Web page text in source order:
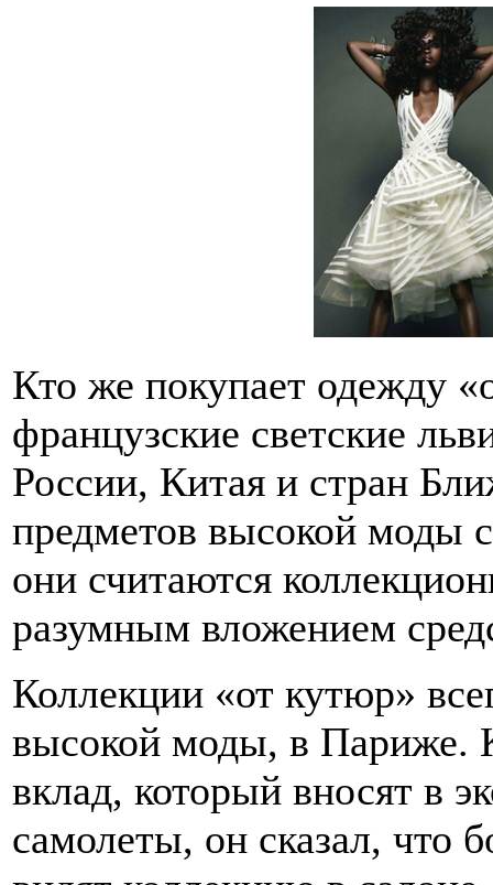
Кто же покупает одежду
французские светские
России, Китая и стран
предметов высокой моды
они считаются
разумным вложением
Коллекции «от кутюр»
высокой моды, в Париже.
вклад, который вносят в
самолеты, он сказал, что